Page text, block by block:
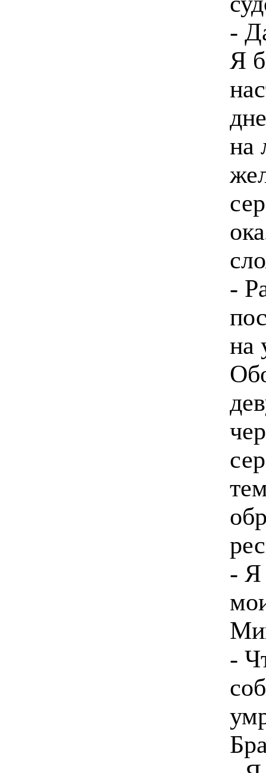
-
Я
на
-
на
- Я
-